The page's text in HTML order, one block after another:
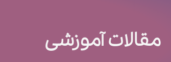
مقالات آموزشی